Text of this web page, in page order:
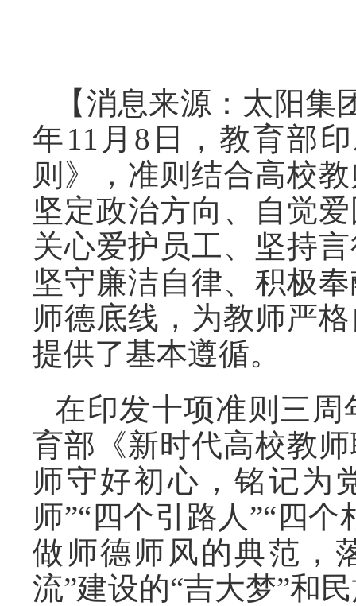
【消息来源：太阳集
年11月8日，教育部
则》，准则结合高校
坚定政治方向、自觉
关心爱护员工、坚持
坚守廉洁自律、积极
师德底线，为教师严
提供了基本遵循。
在印发十项准则三
育部《新时代高校教
师守好初心，铭记为
师”“四个引路人”“四
做师德师风的典范，
流”建设的“吉大梦”和